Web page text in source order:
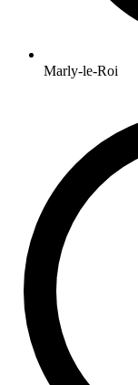
Marly-le-Roi